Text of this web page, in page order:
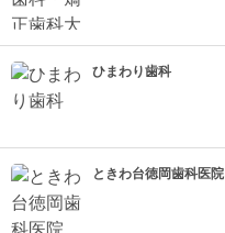
ひまわり歯科
ときわ台徳岡歯科医院